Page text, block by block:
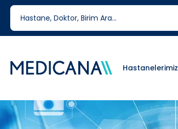
444 6 334
Hastanelerimiz